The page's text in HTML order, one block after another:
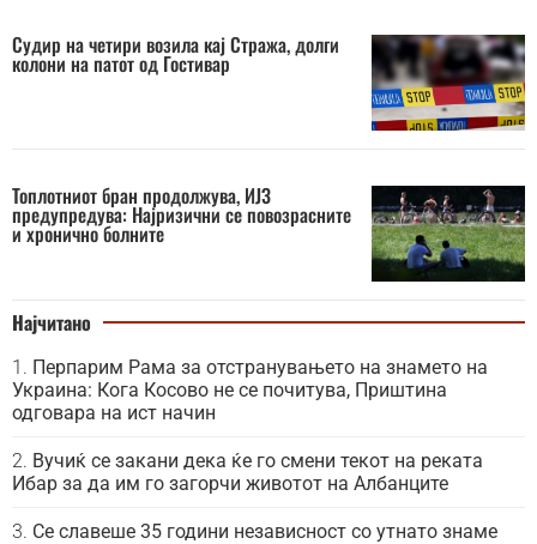
Судир на четири возила кај Стража, долги
колони на патот од Гостивар
Топлотниот бран продолжува, ИЈЗ
предупредува: Најризични се повозрасните
и хронично болните
Најчитано
Перпарим Рама за отстранувањето на знамето на
Украина: Кога Косово не се почитува, Приштина
одговара на ист начин
Вучиќ се закани дека ќе го смени текот на реката
Ибар за да им го загорчи животот на Албанците
Се славеше 35 години независност со утнато знаме